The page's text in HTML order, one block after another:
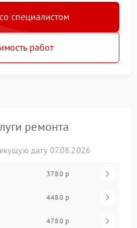
специалистом
работ
ремонта
дату 07.08.2026
3780 р
4480 р
4780 р